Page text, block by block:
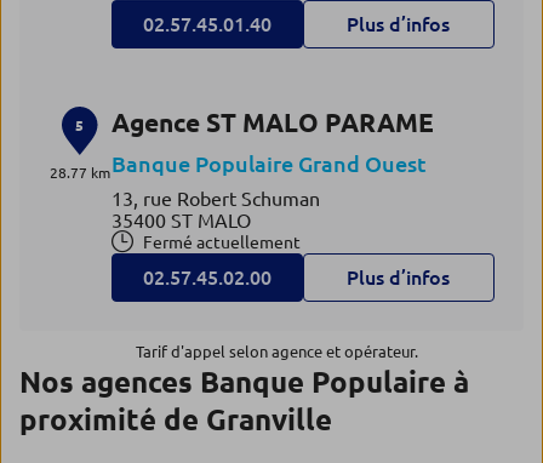
02.57.45.01.40 Plus d’infos
5
28.77 km
Agence ST MALO PARAME
Banque Populaire Grand Ouest
13, rue Robert Schuman
35400 ST MALO
Fermé actuellement
02.57.45.02.00 Plus d’infos
Tarif d'appel selon agence et opérateur.
Nos agences Banque Populaire à
proximité de Granville